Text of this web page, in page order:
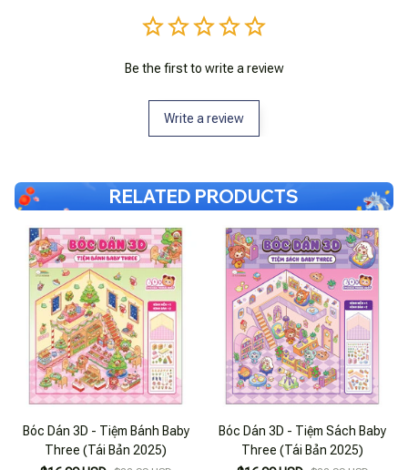
Be the first to write a review
Write a review
RELATED PRODUCTS
Bóc Dán 3D - Tiệm Bánh Baby
Three (Tái Bản 2025)
Bóc Dán 3D - Tiệm Sách Baby
Three (Tái Bản 2025)